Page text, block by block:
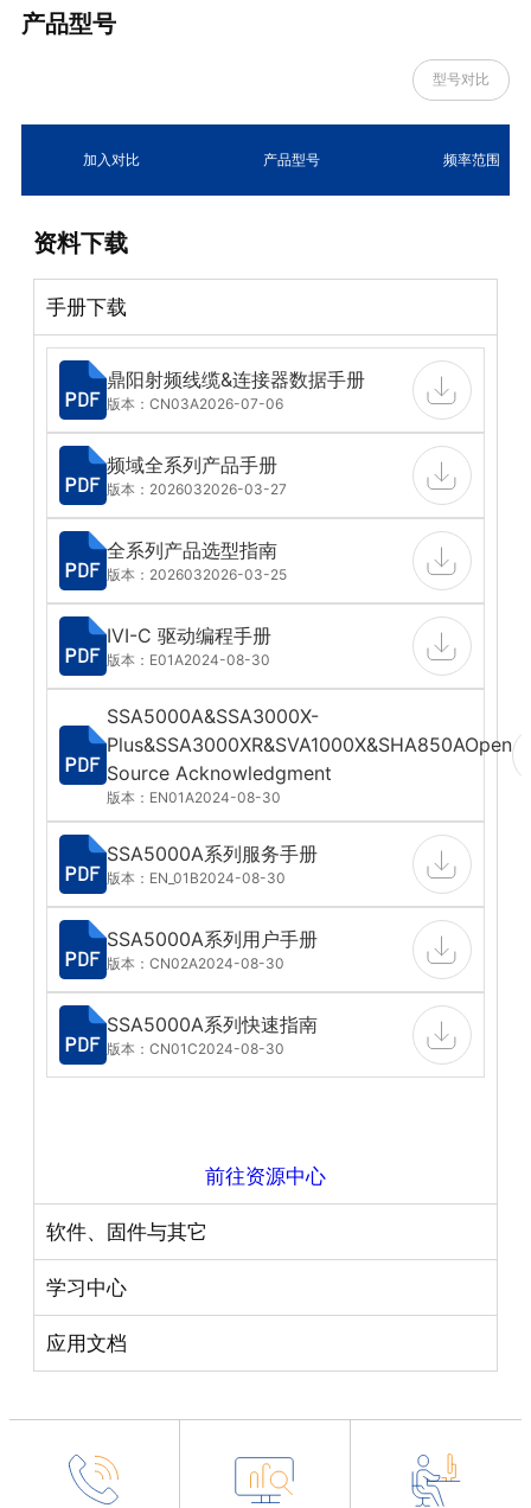
产品型号
型号对比
加入对比 产品型号 频率范围
资料下载
手册下载
鼎阳射频线缆&连接器数据手册
版本：CN03A2026-07-06
频域全系列产品手册
版本：2026032026-03-27
全系列产品选型指南
版本：2026032026-03-25
IVI-C 驱动编程手册
版本：E01A2024-08-30
SSA5000A&SSA3000X-
Plus&SSA3000XR&SVA1000X&SHA850AOpen
Source Acknowledgment
版本：EN01A2024-08-30
SSA5000A系列服务手册
版本：EN_01B2024-08-30
SSA5000A系列用户手册
版本：CN02A2024-08-30
SSA5000A系列快速指南
版本：CN01C2024-08-30
前往资源中心
软件、固件与其它
学习中心
应用文档